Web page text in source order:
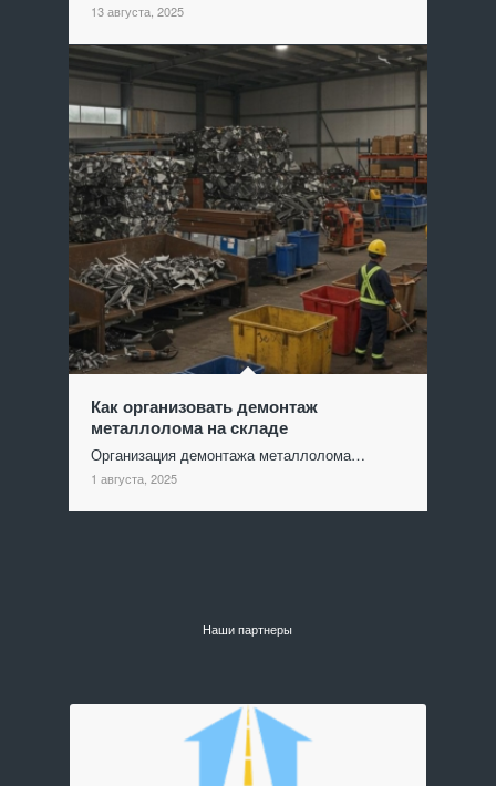
13 августа, 2025
Как организовать демонтаж
металлолома на складе
Организация демонтажа металлолома…
1 августа, 2025
Наши партнеры